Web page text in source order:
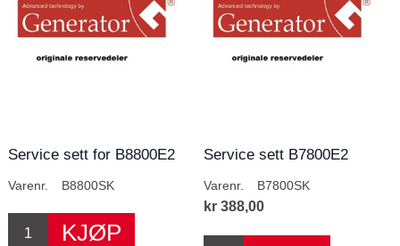
Service sett for B8800E2
Varenr. B8800SK
Service sett B7800E2
Varenr. B7800SK
kr 388,00